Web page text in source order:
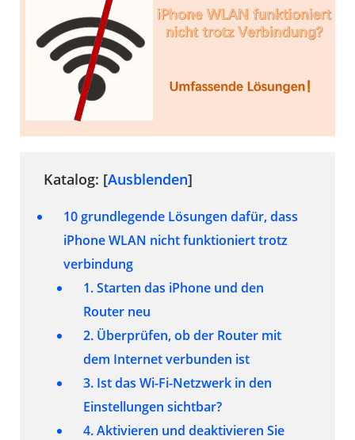
Katalog: [Ausblenden]
10 grundlegende Lösungen dafür, dass
iPhone WLAN nicht funktioniert trotz
verbindung
1. Starten das iPhone und den
Router neu
2. Überprüfen, ob der Router mit
dem Internet verbunden ist
3. Ist das Wi-Fi-Netzwerk in den
Einstellungen sichtbar?
4. Aktivieren und deaktivieren Sie